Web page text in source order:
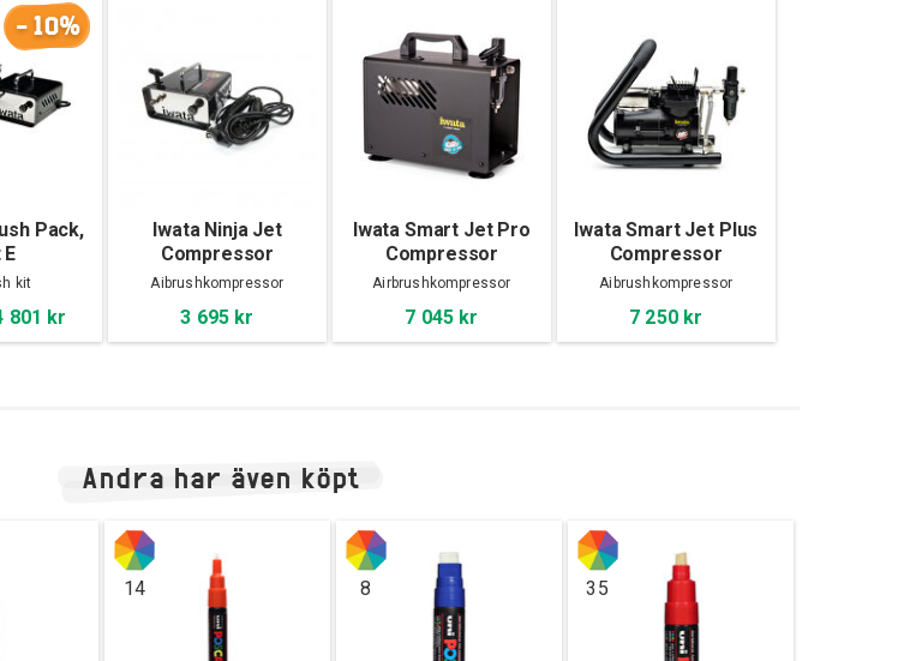
-10%
Pack,
kit
801 kr
Iwata Ninja Jet
Compressor
Aibrushkompressor
3 695 kr
Iwata Smart Jet Pro
Compressor
Airbrushkompressor
7 045 kr
Iwata Smart Jet Plus
Compressor
Aibrushkompressor
7 250 kr
Andra har även köpt
14 8 35